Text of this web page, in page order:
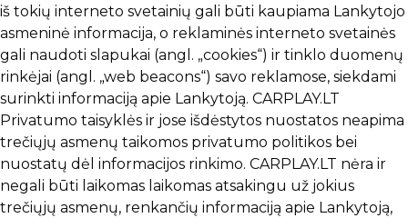
iš tokių interneto svetainių gali būti kaupiama Lankytojo
asmeninė informacija, o reklaminės interneto svetainės
gali naudoti slapukai (angl. „cookies“) ir tinklo duomenų
rinkėjai (angl. „web beacons“) savo reklamose, siekdami
surinkti informaciją apie Lankytoją. CARPLAY.LT
Privatumo taisyklės ir jose išdėstytos nuostatos neapima
trečiųjų asmenų taikomos privatumo politikos bei
nuostatų dėl informacijos rinkimo. CARPLAY.LT nėra ir
negali būti laikomas laikomas atsakingu už jokius
trečiųjų asmenų, renkančių informaciją apie Lankytoją,